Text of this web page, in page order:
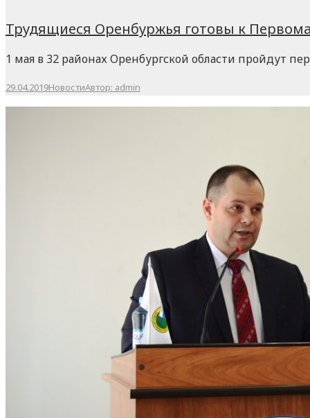
Трудящиеся Оренбуржья готовы к
1 мая в 32 районах Оренбургской области пройдут
29.04.2019НовостиАвтор: admin